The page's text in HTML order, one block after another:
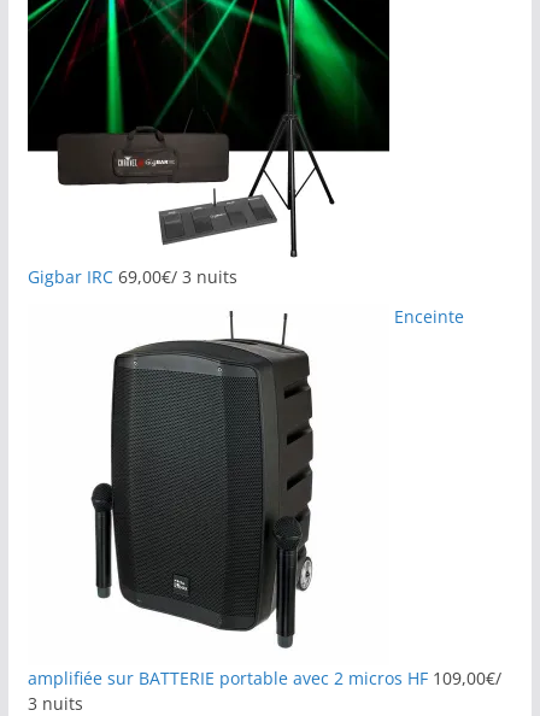
Gigbar IRC 69,00€/ 3 nuits
Enceinte
amplifiée sur BATTERIE portable avec 2 micros HF 109,00€/
3 nuits